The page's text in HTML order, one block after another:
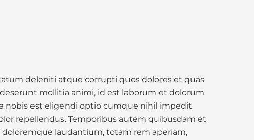
deleniti atque corrupti quos dolores et quas
mollitia animi, id est laborum et dolorum
nobis est eligendi optio cumque nihil impedit
repellendus. Temporibus autem quibusdam et
laudantium, totam rem aperiam,